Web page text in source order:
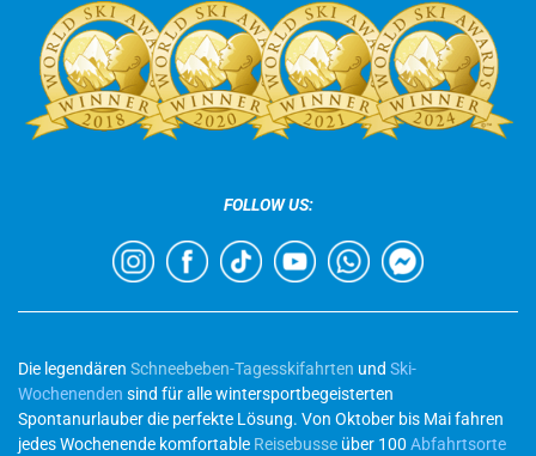
FOLLOW US:
Die legendären Schneebeben-Tagesskifahrten und Ski-
Wochenenden sind für alle wintersportbegeisterten
Spontanurlauber die perfekte Lösung. Von Oktober bis Mai fahren
jedes Wochenende komfortable Reisebusse über 100 Abfahrtsorte